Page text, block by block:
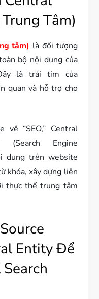
Tâm)
tâm) là đối tượng
bộ nội dung của
là trái tim của
quan và hỗ trợ cho
“SEO,” Central
Engine
dung trên website
khóa, xây dựng liên
thực thể trung tâm
Entity Để